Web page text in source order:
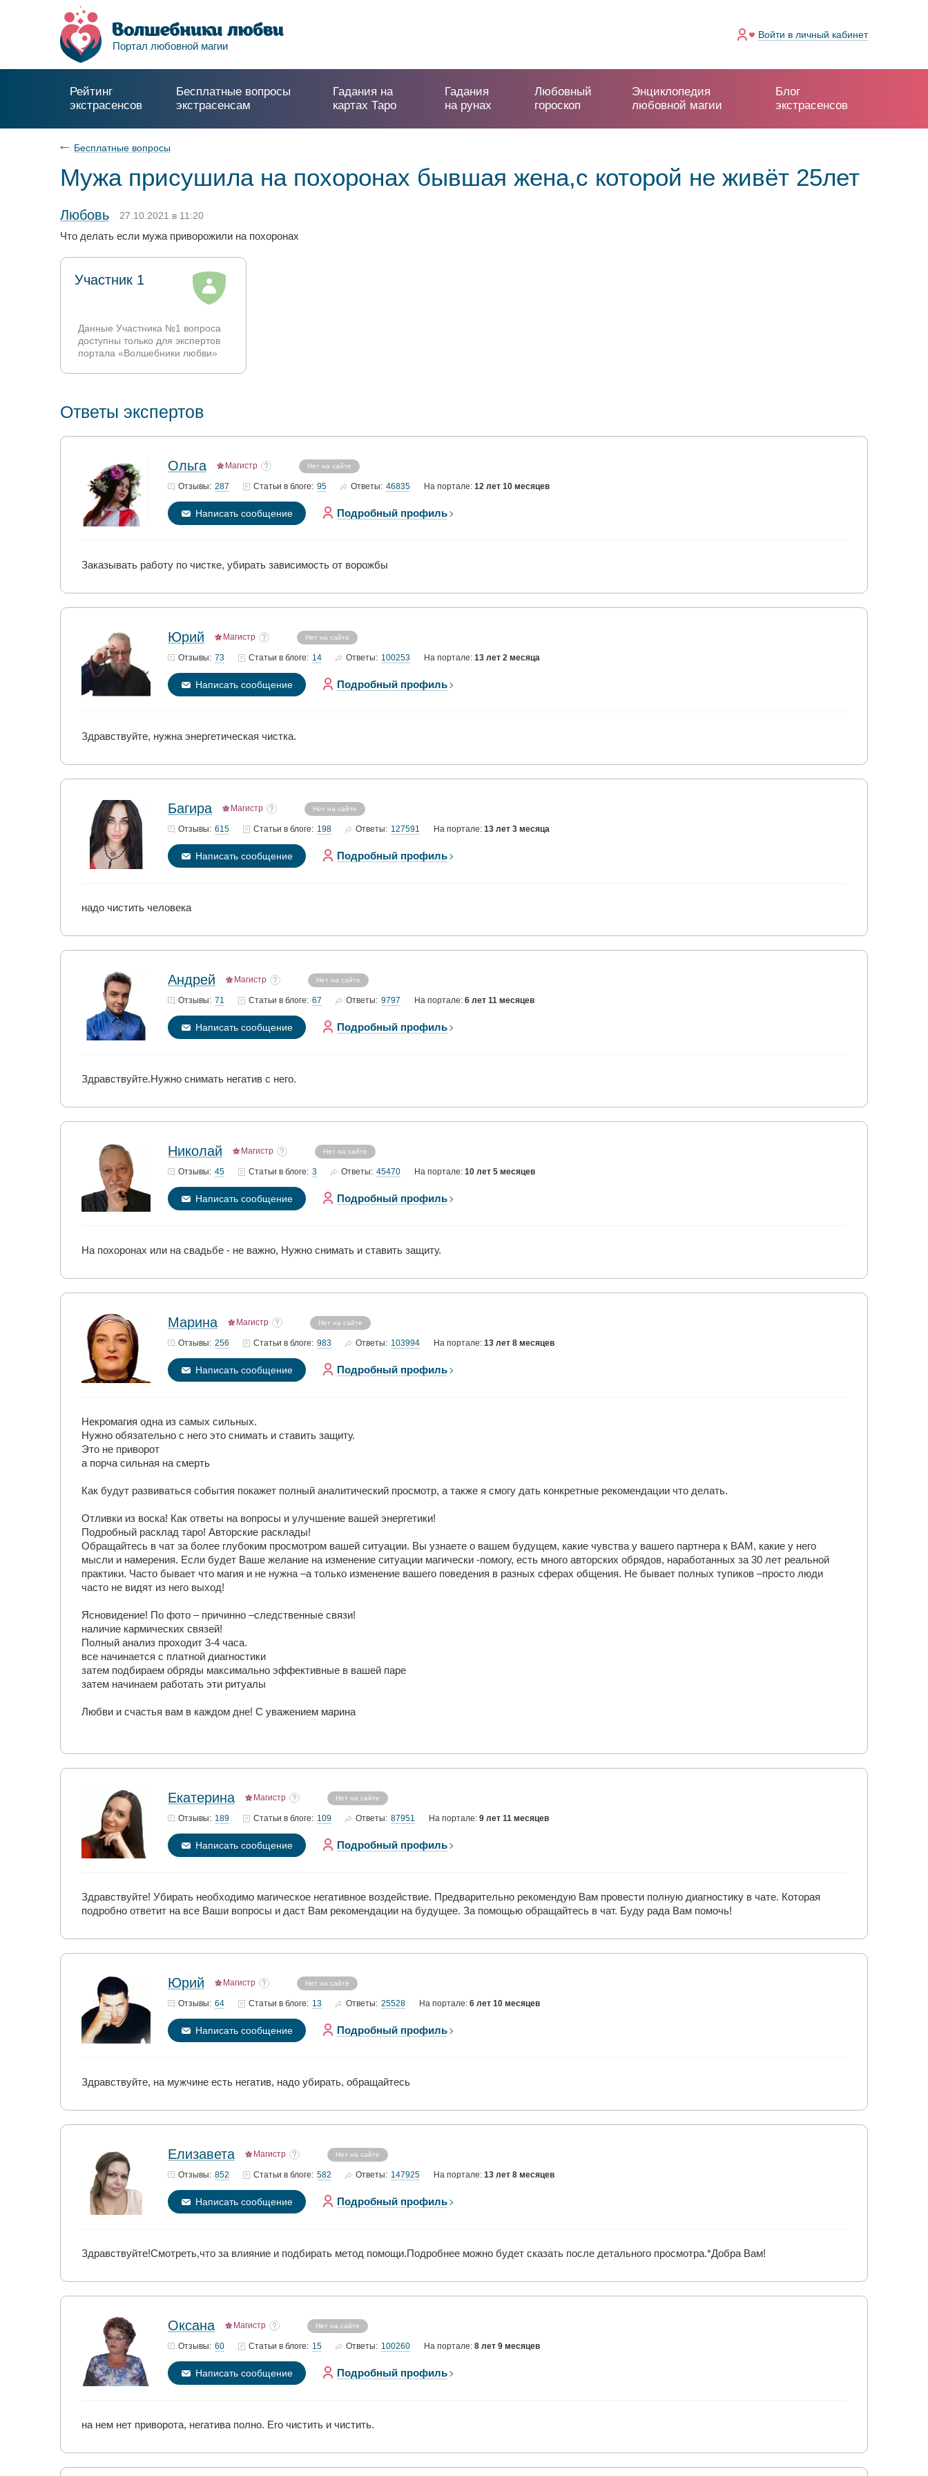
Портал любовной магии
Войти в личный кабинет
Рейтинг
экстрасенсов
Бесплатные вопросы
экстрасенсам
Гадания на
картах Таро
Гадания
на рунах
Любовный
гороскоп
Энциклопедия
любовной магии
Блог
экстрасенсов
Бесплатные вопросы
Мужа присушила на похоронах бывшая жена,с которой не живёт 25лет
Любовь 27.10.2021 в 11:20
Что делать если мужа приворожили на похоронах
Участник 1
Данные Участника №1 вопроса
доступны только для экспертов
портала «Волшебники любви»
Ответы экспертов
Ольга Магистр Нет на сайте
Отзывы: 287 Статьи в блоге: 95 Ответы: 46835 На портале: 12 лет 10 месяцев
Написать сообщение Подробный профиль
Заказывать работу по чистке, убирать зависимость от ворожбы
Юрий Магистр Нет на сайте
Отзывы: 73 Статьи в блоге: 14 Ответы: 100253 На портале: 13 лет 2 месяца
Написать сообщение Подробный профиль
Здравствуйте, нужна энергетическая чистка.
Багира Магистр Нет на сайте
Отзывы: 615 Статьи в блоге: 198 Ответы: 127591 На портале: 13 лет 3 месяца
Написать сообщение Подробный профиль
надо чистить человека
Андрей Магистр Нет на сайте
Отзывы: 71 Статьи в блоге: 67 Ответы: 9797 На портале: 6 лет 11 месяцев
Написать сообщение Подробный профиль
Здравствуйте.Нужно снимать негатив с него.
Николай Магистр Нет на сайте
Отзывы: 45 Статьи в блоге: 3 Ответы: 45470 На портале: 10 лет 5 месяцев
Написать сообщение Подробный профиль
На похоронах или на свадьбе - не важно, Нужно снимать и ставить защиту.
Марина Магистр Нет на сайте
Отзывы: 256 Статьи в блоге: 983 Ответы: 103994 На портале: 13 лет 8 месяцев
Написать сообщение Подробный профиль
Некромагия одна из самых сильных.
Нужно обязательно с него это снимать и ставить защиту.
Это не приворот
а порча сильная на смерть
Как будут развиваться события покажет полный аналитический просмотр, а также я смогу дать конкретные рекомендации что делать.
Отливки из воска! Как ответы на вопросы и улучшение вашей энергетики!
Подробный расклад таро! Авторские расклады!
Обращайтесь в чат за более глубоким просмотром вашей ситуации. Вы узнаете о вашем будущем, какие чувства у вашего партнера к ВАМ, какие у него
мысли и намерения. Если будет Ваше желание на изменение ситуации магически -помогу, есть много авторских обрядов, наработанных за 30 лет реальной
практики. Часто бывает что магия и не нужна –а только изменение вашего поведения в разных сферах общения. Не бывает полных тупиков –просто люди
часто не видят из него выход!
Ясновидение! По фото – причинно –следственные связи!
наличие кармических связей!
Полный анализ проходит 3-4 часа.
все начинается с платной диагностики
затем подбираем обряды максимально эффективные в вашей паре
затем начинаем работать эти ритуалы
Любви и счастья вам в каждом дне! С уважением марина
Екатерина Магистр Нет на сайте
Отзывы: 189 Статьи в блоге: 109 Ответы: 87951 На портале: 9 лет 11 месяцев
Написать сообщение Подробный профиль
Здравствуйте! Убирать необходимо магическое негативное воздействие. Предварительно рекомендую Вам провести полную диагностику в чате. Которая
подробно ответит на все Ваши вопросы и даст Вам рекомендации на будущее. За помощью обращайтесь в чат. Буду рада Вам помочь!
Юрий Магистр Нет на сайте
Отзывы: 64 Статьи в блоге: 13 Ответы: 25528 На портале: 6 лет 10 месяцев
Написать сообщение Подробный профиль
Здравствуйте, на мужчине есть негатив, надо убирать, обращайтесь
Елизавета Магистр Нет на сайте
Отзывы: 852 Статьи в блоге: 582 Ответы: 147925 На портале: 13 лет 8 месяцев
Написать сообщение Подробный профиль
Здравствуйте!Смотреть,что за влияние и подбирать метод помощи.Подробнее можно будет сказать после детального просмотра.*Добра Вам!
Оксана Магистр Нет на сайте
Отзывы: 60 Статьи в блоге: 15 Ответы: 100260 На портале: 8 лет 9 месяцев
Написать сообщение Подробный профиль
на нем нет приворота, негатива полно. Его чистить и чистить.